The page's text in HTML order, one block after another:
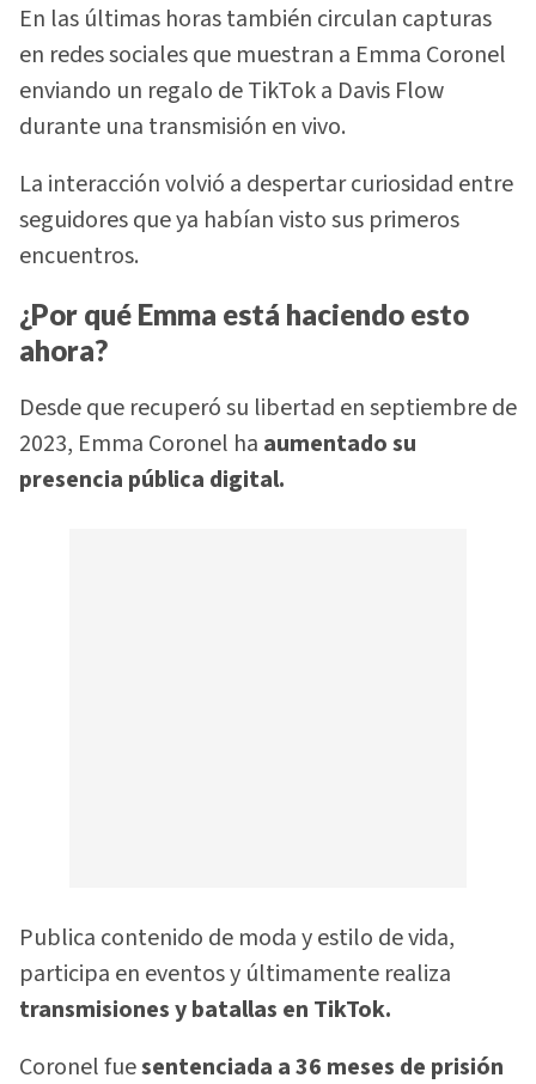
En las últimas horas también circulan capturas
en redes sociales que muestran a Emma Coronel
enviando un regalo de TikTok a Davis Flow
durante una transmisión en vivo.
La interacción volvió a despertar curiosidad entre
seguidores que ya habían visto sus primeros
encuentros.
¿Por qué Emma está haciendo esto
ahora?
Desde que recuperó su libertad en septiembre de
2023, Emma Coronel ha aumentado su
presencia pública digital.
Publica contenido de moda y estilo de vida,
participa en eventos y últimamente realiza
transmisiones y batallas en TikTok.
Coronel fuesentenciada a 36 meses de prisión